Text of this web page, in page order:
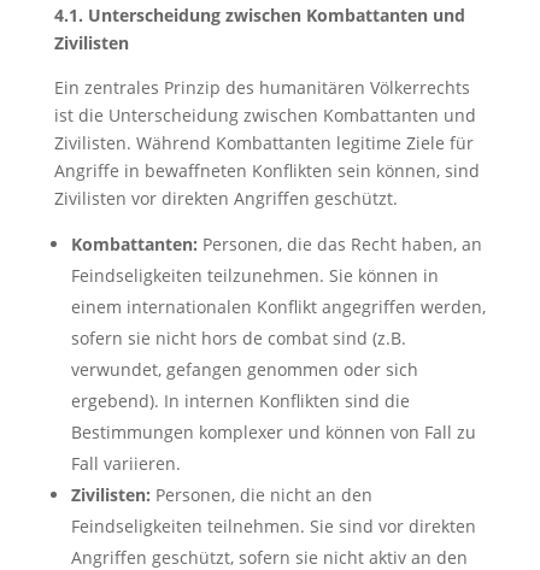
4.1. Unterscheidung zwischen Kombattanten und
Zivilisten
Ein zentrales Prinzip des humanitären Völkerrechts
ist die Unterscheidung zwischen Kombattanten und
Zivilisten. Während Kombattanten legitime Ziele für
Angriffe in bewaffneten Konflikten sein können, sind
Zivilisten vor direkten Angriffen geschützt.
Kombattanten: Personen, die das Recht haben, an
Feindseligkeiten teilzunehmen. Sie können in
einem internationalen Konflikt angegriffen werden,
sofern sie nicht hors de combat sind (z.B.
verwundet, gefangen genommen oder sich
ergebend). In internen Konflikten sind die
Bestimmungen komplexer und können von Fall zu
Fall variieren.
Zivilisten: Personen, die nicht an den
Feindseligkeiten teilnehmen. Sie sind vor direkten
Angriffen geschützt, sofern sie nicht aktiv an den